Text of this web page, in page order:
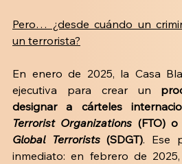
Pero… ¿desde cuándo un
un terrorista?
En enero de 2025, la Casa
ejecutiva para crear un
designar a cárteles
Terrorist Organizations (FTO) o
Global Terrorists (SDGT). Ese
inmediato: en febrero de